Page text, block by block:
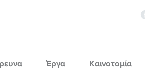
Έργα Καινοτομία